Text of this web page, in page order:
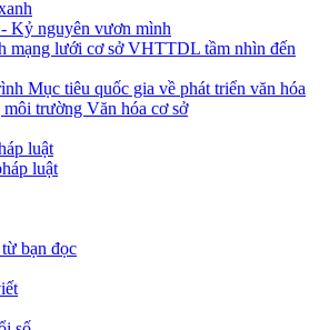
Kỷ nguyên vươn mình
mạng lưới cơ sở VHTTDL tầm nhìn đến
Mục tiêu quốc gia về phát triển văn hóa
trường Văn hóa cơ sở
luật
luật
bạn đọc